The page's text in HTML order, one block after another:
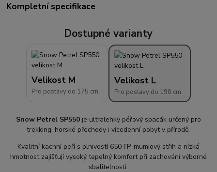
Kompletní specifikace
Dostupné varianty
Velikost M
Pro postavy do 175 cm
Velikost L
Pro postavy do 190 cm
Snow Petrel SP550je ultralehký péřový spacák určený pro
trekking, horské přechody i vícedenní pobyt v přírodě.
Kvalitní kachní peří s plnivostí 650 FP, mumiový střih a nízká
hmotnost zajišťují vysoký tepelný komfort při zachování výborné
sbalitelnosti.